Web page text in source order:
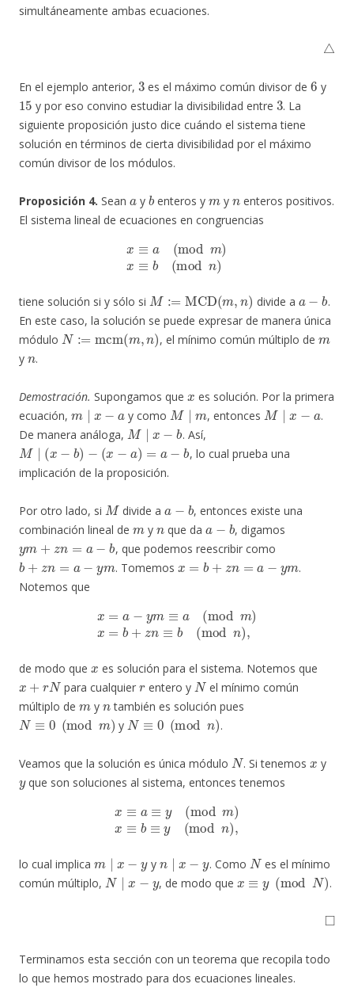
simultáneamente ambas ecuaciones.
△
En el ejemplo anterior,
3
es el máximo común divisor de
6
y
15
y por eso convino estudiar la divisibilidad entre
3
. La
siguiente proposición justo dice cuándo el sistema tiene
solución en términos de cierta divisibilidad por el máximo
común divisor de los módulos.
Proposición 4. Sean y
b
enteros y y
enteros positivos.
El sistema lineal de ecuaciones en congruencias
a(mod m)x≡b mod
tiene solución si y sólo si
M:= MCD(m ,
divide a
b
.
En este caso, la solución se puede expresar de manera única
módulo
N:=mcm(m,n)
, el mínimo común múltiplo de
m
y
n
.
Demostración. Supongamos que
es solución. Por la primera
ecuación,
m∣ x−a
y como
M∣m
, entonces
M∣x −a
.
De manera análoga,
M∣x−b
. Así,
M∣(x−b)−(x−a)=a −b
, lo cual prueba una
implicación de la proposición.
Por otro lado, si
M
divide a
, entonces existe una
combinación lineal de
m
y
n
que da
a−b
, digamos
ym+zn=a− b
, que podemos reescribir como
b+z n =a− m
. Tomemos
x= b+zn=a−ym
.
Notemos que
ym a modm) x= b+zn≡ b(mod
de modo que es solución para el sistema. Notemos que
x+ rN
para cualquier
r
entero y
N
el mínimo común
múltiplo de
m
y
n
también es solución pues
N≡0(mod m)
y
N≡0( modn)
.
Veamos que la solución es única módulo
N
. Si tenemos y
y
que son soluciones al sistema, entonces tenemos
≡y(mod m ≡b≡y mod
lo cual implica
∣
y
∣
. Como
N
es el mínimo
común múltiplo,
N∣x y
, de modo que
x≡y modN)
.
◻
Terminamos esta sección con un teorema que recopila todo
lo que hemos mostrado para dos ecuaciones lineales.